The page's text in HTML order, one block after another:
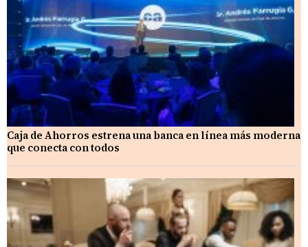
Caja de Ahorros estrena una banca en línea más moderna
que conecta con todos